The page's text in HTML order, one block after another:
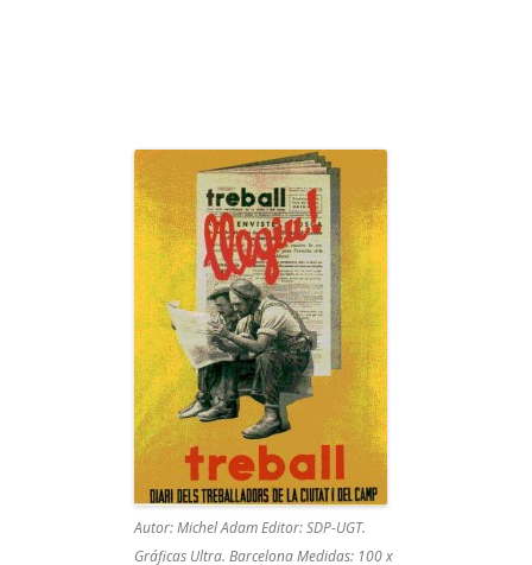
Autor: Michel Adam Editor: SDP-UGT.
Gráficas Ultra. Barcelona Medidas: 100 x